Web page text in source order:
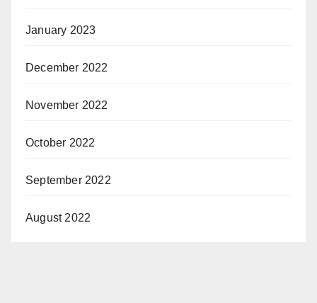
January 2023
December 2022
November 2022
October 2022
September 2022
August 2022